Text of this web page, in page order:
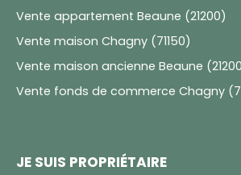
Vente appartement Beaune (21200)
Vente maison Chagny (71150)
Vente maison ancienne Beaune
Vente fonds de commerce Chagny
JE SUIS PROPRIÉTAIRE